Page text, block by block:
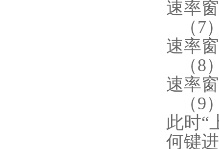
速率
（7
速率
（8
速率
（9
此时“
何键